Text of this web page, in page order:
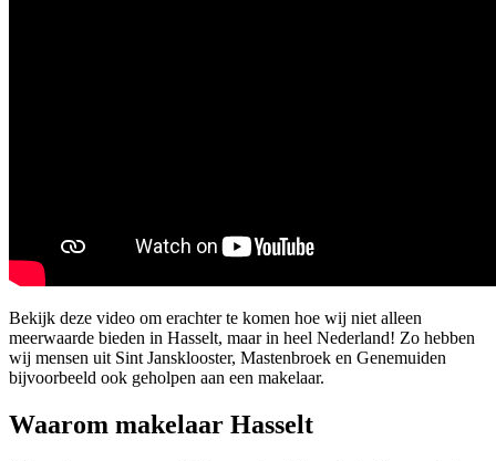
Bekijk deze video om erachter te komen hoe wij niet alleen
meerwaarde bieden in Hasselt, maar in heel Nederland! Zo hebben
wij mensen uit Sint Jansklooster, Mastenbroek en Genemuiden
bijvoorbeeld ook geholpen aan een makelaar.
Waarom makelaar Hasselt